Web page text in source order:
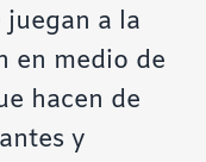
a la
en medio de
hacen de
y